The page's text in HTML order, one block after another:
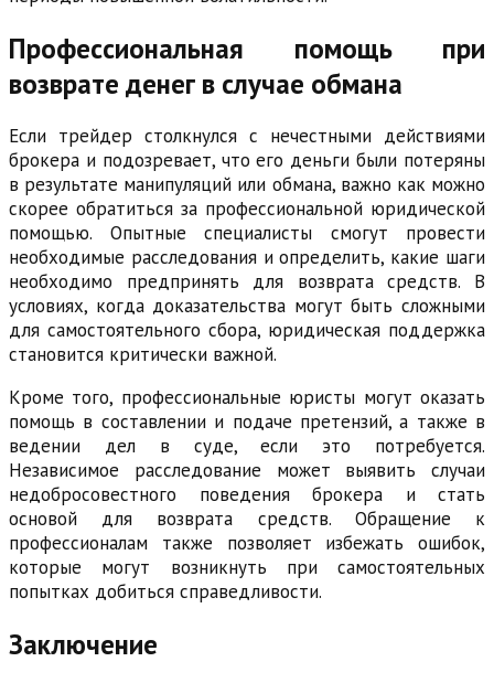
Профессиональная помощь при
возврате денег в случае обмана
Если трейдер столкнулся с нечестными действиями
брокера и подозревает, что его деньги были потеряны
в результате манипуляций или обмана, важно как можно
скорее обратиться за профессиональной юридической
помощью. Опытные специалисты смогут провести
необходимые расследования и определить, какие шаги
необходимо предпринять для возврата средств. В
условиях, когда доказательства могут быть сложными
для самостоятельного сбора, юридическая поддержка
становится критически важной.
Кроме того, профессиональные юристы могут оказать
помощь в составлении и подаче претензий, а также в
ведении дел в суде, если это потребуется.
Независимое расследование может выявить случаи
недобросовестного поведения брокера и стать
основой для возврата средств. Обращение к
профессионалам также позволяет избежать ошибок,
которые могут возникнуть при самостоятельных
попытках добиться справедливости.
Заключение